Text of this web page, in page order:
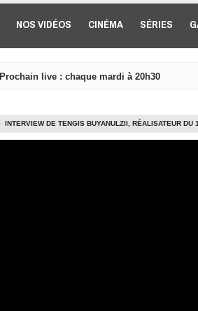
NOS VIDÉOS CINÉMA SÉRIES
Prochain live : chaque mardi à 20h30
INTERVIEW DE TENGIS BUYANULZII, RÉALISATEUR DU